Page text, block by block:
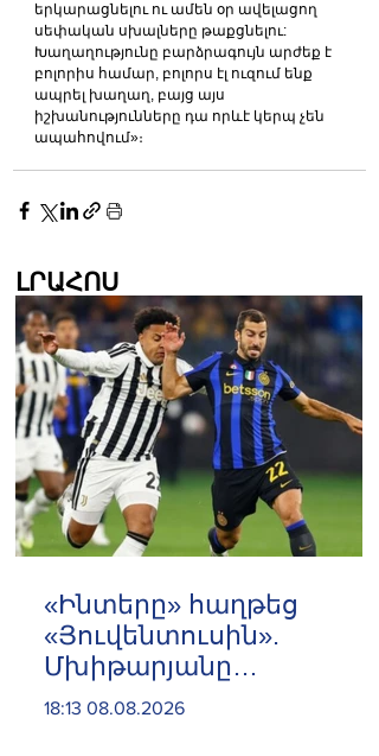
երկարացնելու ու ամեն օր ավելացող
սեփական սխալները թաքցնելու:
Խաղաղությունը բարձրագույն արժեք է
բոլորիս համար, բոլորս էլ ուզում ենք
ապրել խաղաղ, բայց այս
իշխանությունները դա որևէ կերպ չեն
ապահովում»։
ԼՐԱՀՈՍ
«Ինտերը» հաղթեց
«Յուվենտուսին».
Մխիթարյանը
մասնակցեց
18:13 08.08.2026